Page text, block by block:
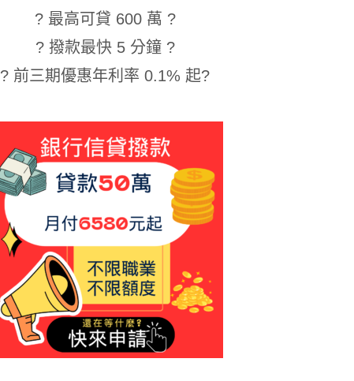
? 最高可貸 600 萬 ?
? 撥款最快 5 分鐘 ?
? 前三期優惠年利率 0.1% 起?